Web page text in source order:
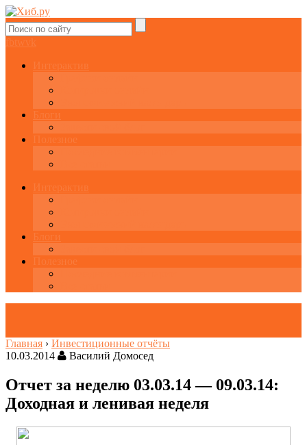
fbtw vk
Интерактив
Блоги
Полезное
Интерактив
Блоги
Полезное
Главная › Инвестиционные отчёты
10.03.2014
Василий Домосед
Отчет за неделю 03.03.14 — 09.03.14:
Доходная и ленивая неделя